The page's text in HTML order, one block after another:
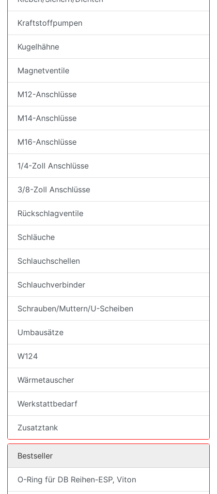
Kraftstoffpumpen
Kugelhähne
Magnetventile
M12-Anschlüsse
M14-Anschlüsse
M16-Anschlüsse
1/4-Zoll Anschlüsse
3/8-Zoll Anschlüsse
Rückschlagventile
Schläuche
Schlauchschellen
Schlauchverbinder
Schrauben/Muttern/U-Scheiben
Umbausätze
W124
Wärmetauscher
Werkstattbedarf
Zusatztank
Bestseller
O-Ring für DB Reihen-ESP, Viton